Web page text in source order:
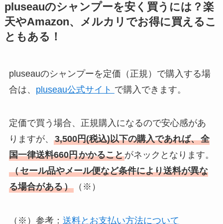
pluseauのシャンプーを安く買うには？楽
天やAmazon、メルカリでお得に買えるこ
ともある！
pluseauのシャンプーを定価（正規）で購入する場
合は、 pluseau公式サイト で購入できます。
定価で買う場合、正規購入になるので安心感があ
りますが、 3,500円(税込)以下の購入であれば、全
国一律送料660円かかることがネックとなります。
（セール品やメール便など条件により送料が異な
る場合がある）（※）
（※）参考： 送料とお支払い方法について